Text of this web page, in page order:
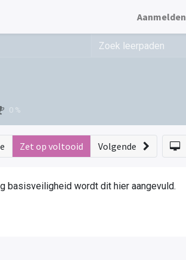
Aanmelden
0 %
Zet op voltooid Volgende
basisveiligheid wordt dit hier aangevuld.